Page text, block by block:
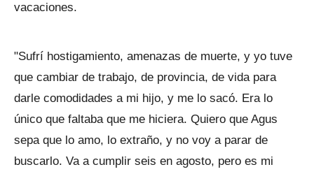
vacaciones.
"Sufrí hostigamiento, amenazas de muerte, y yo tuve
que cambiar de trabajo, de provincia, de vida para
darle comodidades a mi hijo, y me lo sacó. Era lo
único que faltaba que me hiciera. Quiero que Agus
sepa que lo amo, lo extraño, y no voy a parar de
buscarlo. Va a cumplir seis en agosto, pero es mi